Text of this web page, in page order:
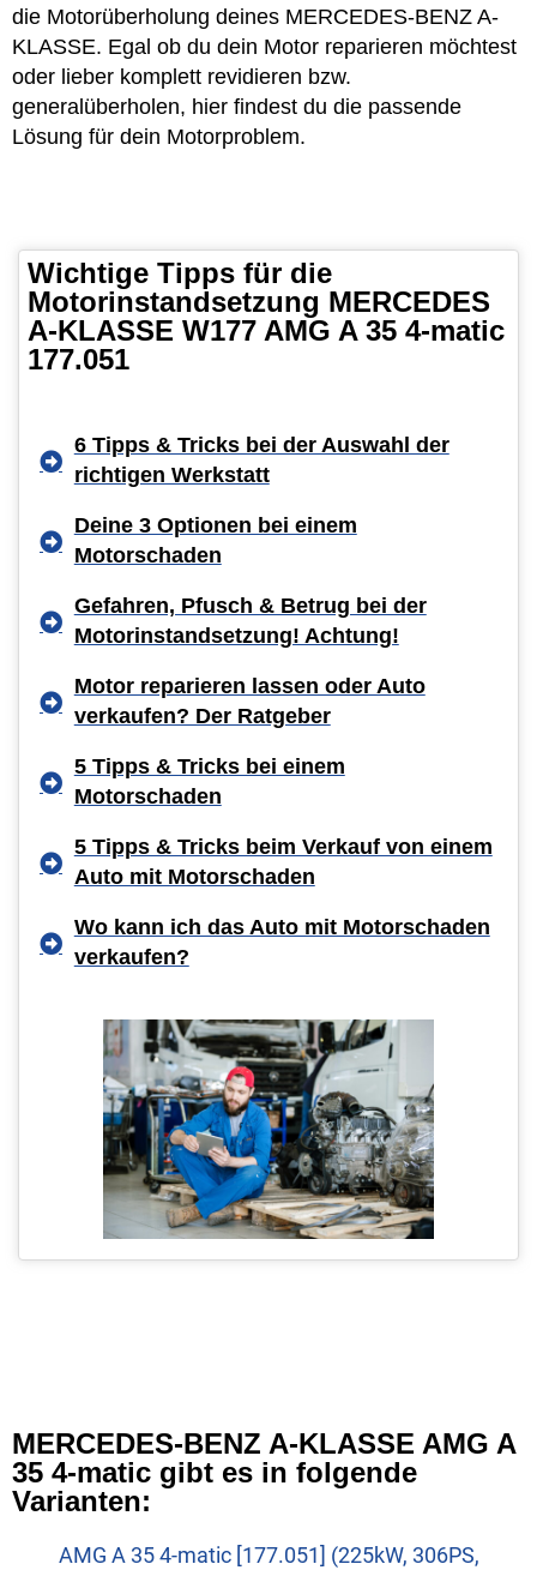
die Motorüberholung deines MERCEDES-BENZ A-
KLASSE. Egal ob du dein Motor reparieren möchtest
oder lieber komplett revidieren bzw.
generalüberholen, hier findest du die passende
Lösung für dein Motorproblem.
Wichtige Tipps für die
Motorinstandsetzung MERCEDES
A-KLASSE W177 AMG A 35 4-matic
177.051
6 Tipps & Tricks bei der Auswahl der
richtigen Werkstatt
Deine 3 Optionen bei einem
Motorschaden
Gefahren, Pfusch & Betrug bei der
Motorinstandsetzung! Achtung!
Motor reparieren lassen oder Auto
verkaufen? Der Ratgeber
5 Tipps & Tricks bei einem
Motorschaden
5 Tipps & Tricks beim Verkauf von einem
Auto mit Motorschaden
Wo kann ich das Auto mit Motorschaden
verkaufen?
MERCEDES-BENZ A-KLASSE AMG A
35 4-matic gibt es in folgende
Varianten:
AMG A 35 4-matic [177.051] (225kW, 306PS,